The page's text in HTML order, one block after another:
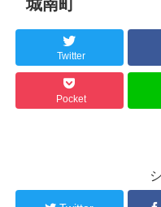
城南町
Twitter
Pocket